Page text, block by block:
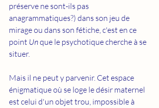
préserve ne sont-ils pas
anagrammatiques?) dans son jeu de
mirage ou dans son fétiche, c'est en ce
point Un que le psychotique cherche à se
situer.
Mais il ne peut y parvenir. Cet espace
énigmatique où se loge le désir maternel
est celui d'un objet trou, impossible à